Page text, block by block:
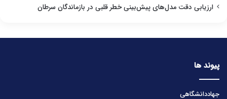
ارزیابی دقت مدل‌های پیش‌بینی خطر قلبی در بازماندگان سرطان
پیوند ها
جهاددانشگاهی